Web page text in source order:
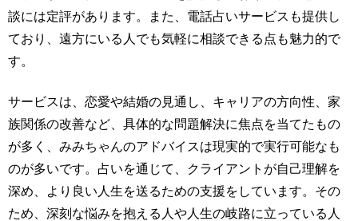
談には定評があります。また、電話占いサービスも提供し
ており、遠方にいる人でも気軽に相談できる点も魅力的で
す。
サービスは、恋愛や結婚の見通し、キャリアの方向性、家
族関係の改善など、具体的な問題解決に焦点を当てたもの
が多く、みみちゃんのアドバイスは現実的で実行可能なも
のが多いです。占いを通じて、クライアントが自己理解を
深め、より良い人生を送るための支援をしています。その
ため、深刻な悩みを抱える人や人生の岐路に立っている人